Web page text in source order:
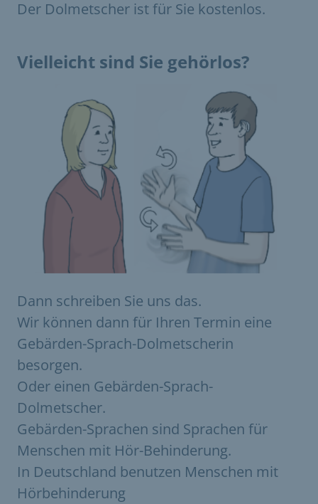
Der Dolmetscher ist für Sie kostenlos.
Vielleicht sind Sie gehörlos?
Dann schreiben Sie uns das.
Wir können dann für Ihren Termin eine
Gebärden-Sprach-Dolmetscherin
besorgen.
Oder einen Gebärden-Sprach-
Dolmetscher.
Gebärden-Sprachen sind Sprachen für
Menschen mit Hör-Behinderung.
In Deutschland benutzen Menschen mit
Hörbehinderung